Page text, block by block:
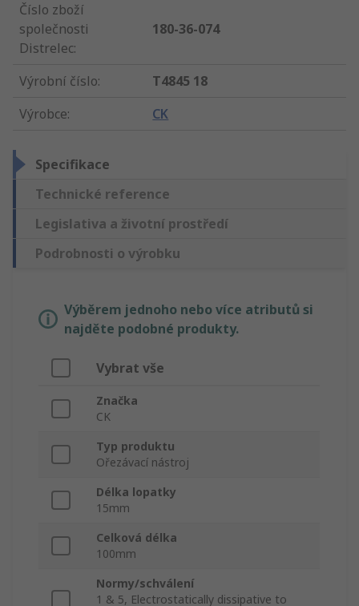
Číslo zboží
společnosti
Distrelec:
180-36-074
Výrobní číslo:
T4845 18
Výrobce: CK
Specifikace
Technické reference
Legislativa a životní prostředí
Podrobnosti o výrobku
Výběrem jednoho nebo více atributů si
najděte podobné produkty.
Vybrat vše
Značka
CK
Typ produktu
Ořezávací nástroj
Délka lopatky
15mm
Celková délka
100mm
Normy/schválení
1 & 5, Electrostatically dissipative to